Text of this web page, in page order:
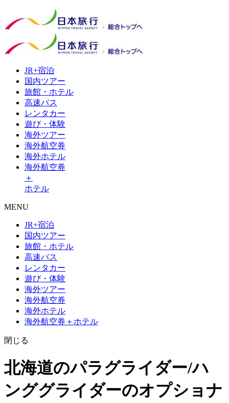
JR+宿泊
国内ツアー
旅館・ ホテル
高速バス
レンタ カー
遊び・ 体験
海外ツアー
海外航空券
海外ホテル
海外航空券
＋
ホテル
MENU
JR+宿泊
国内ツアー
旅館・ホテル
高速バス
レンタカー
遊び・体験
海外ツアー
海外航空券
海外ホテル
海外航空券＋ホテル
閉じる
北海道のパラグライダー/ハ
ンググライダーのオプショナ